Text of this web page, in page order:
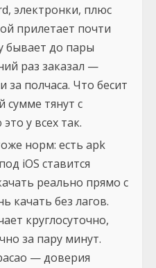
электронки, плюс
прилетает почти
бывает до пары
раз заказал —
за полчаса. Что бесит
тянут с
у всех так.
норм: есть apk
iOS ставится
реально прямо с
качать без лагов.
круглосуточно,
за пару минут.
— доверия